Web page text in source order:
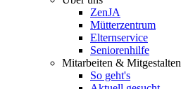
ZenJA
Mütterzentrum
Elternservice
Seniorenhilfe
Mitarbeiten & Mitgestalten
So geht's